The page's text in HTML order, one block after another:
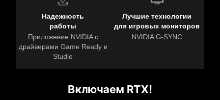
Надежность
работы
Приложение NVIDIA с
драйверами Game Ready и
Studio
Лучшие технологии
для игровых мониторов
NVIDIA G-SYNC
Включаем RTX!